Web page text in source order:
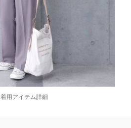
着用アイテム詳細